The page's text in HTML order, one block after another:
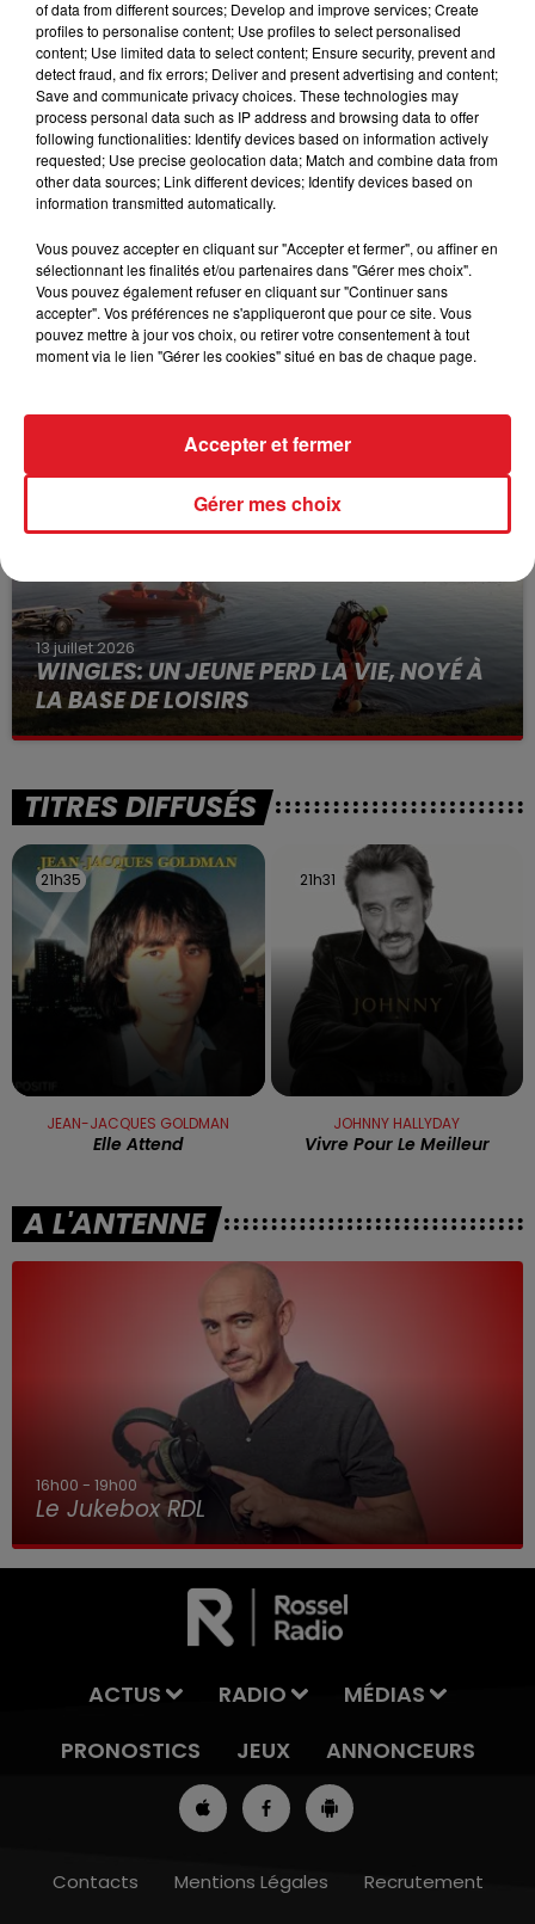
FILS D'ACTUS
15 juillet 2026
BÉTHUNE: ENQUÊTE POUR HOMICIDE
Selon les premiers éléments, le logement servait
à des prostituées
13 juillet 2026
WINGLES: UN JEUNE PERD LA VIE, NOYÉ À
LA BASE DE LOISIRS
La victime a coulé à pic
TITRES DIFFUSÉS
21h35
21h35
JEAN-JACQUES GOLDMAN
Elle Attend
21h31
21h31
JOHNNY HALLYDAY
Vivre Pour Le Meilleur
A L'ANTENNE
16h00 - 19h00
Le Jukebox RDL
ACTUS RADIO
MÉDIAS
PRONOSTICS
JEUX ANNONCEURS
Contacts Mentions Légales
Recrutement
of data from different sources; Develop and improve services; Create
profiles to personalise content; Use profiles to select personalised
content; Use limited data to select content; Ensure security, prevent and
detect fraud, and fix errors; Deliver and present advertising and content;
Save and communicate privacy choices. These technologies may
process personal data such as IP address and browsing data to offer
following functionalities: Identify devices based on information actively
requested; Use precise geolocation data; Match and combine data from
other data sources; Link different devices; Identify devices based on
information transmitted automatically.
Vous pouvez accepter en cliquant sur "Accepter et fermer", ou affiner en
sélectionnant les finalités et/ou partenaires dans "Gérer mes choix".
Vous pouvez également refuser en cliquant sur "Continuer sans
accepter". Vos préférences ne s'appliqueront que pour ce site. Vous
pouvez mettre à jour vos choix, ou retirer votre consentement à tout
moment via le lien "Gérer les cookies" situé en bas de chaque page.
Gérer mes choix
Accepter et fermer